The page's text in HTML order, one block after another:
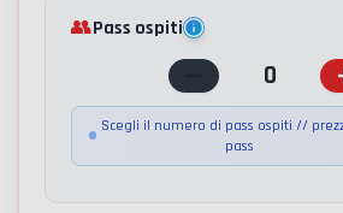
👥Pass ospiti
0
Scegli il numero di pass ospiti //
pass